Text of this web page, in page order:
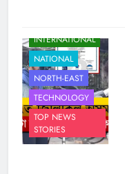
INTERNATIONAL
NATIONAL
NORTH-EAST
TECHNOLOGY
TOP NEWS
STORIES